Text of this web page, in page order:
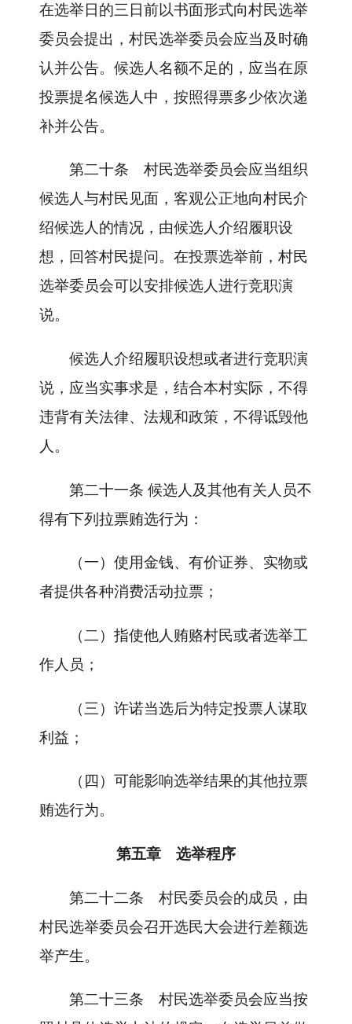
在选举日的三日前以书面形式向村民选举
委员会提出，村民选举委员会应当及时确
认并公告。候选人名额不足的，应当在原
投票提名候选人中，按照得票多少依次递
补并公告。
第二十条 村民选举委员会应当组织
候选人与村民见面，客观公正地向村民介
绍候选人的情况，由候选人介绍履职设
想，回答村民提问。在投票选举前，村民
选举委员会可以安排候选人进行竞职演
说。
候选人介绍履职设想或者进行竞职演
说，应当实事求是，结合本村实际，不得
违背有关法律、法规和政策，不得诋毁他
人。
第二十一条 候选人及其他有关人员不
得有下列拉票贿选行为：
（一）使用金钱、有价证券、实物或
者提供各种消费活动拉票；
（二）指使他人贿赂村民或者选举工
作人员；
（三）许诺当选后为特定投票人谋取
利益；
（四）可能影响选举结果的其他拉票
贿选行为。
第五章 选举程序
第二十二条 村民委员会的成员，由
村民选举委员会召开选民大会进行差额选
举产生。
第二十三条 村民选举委员会应当按